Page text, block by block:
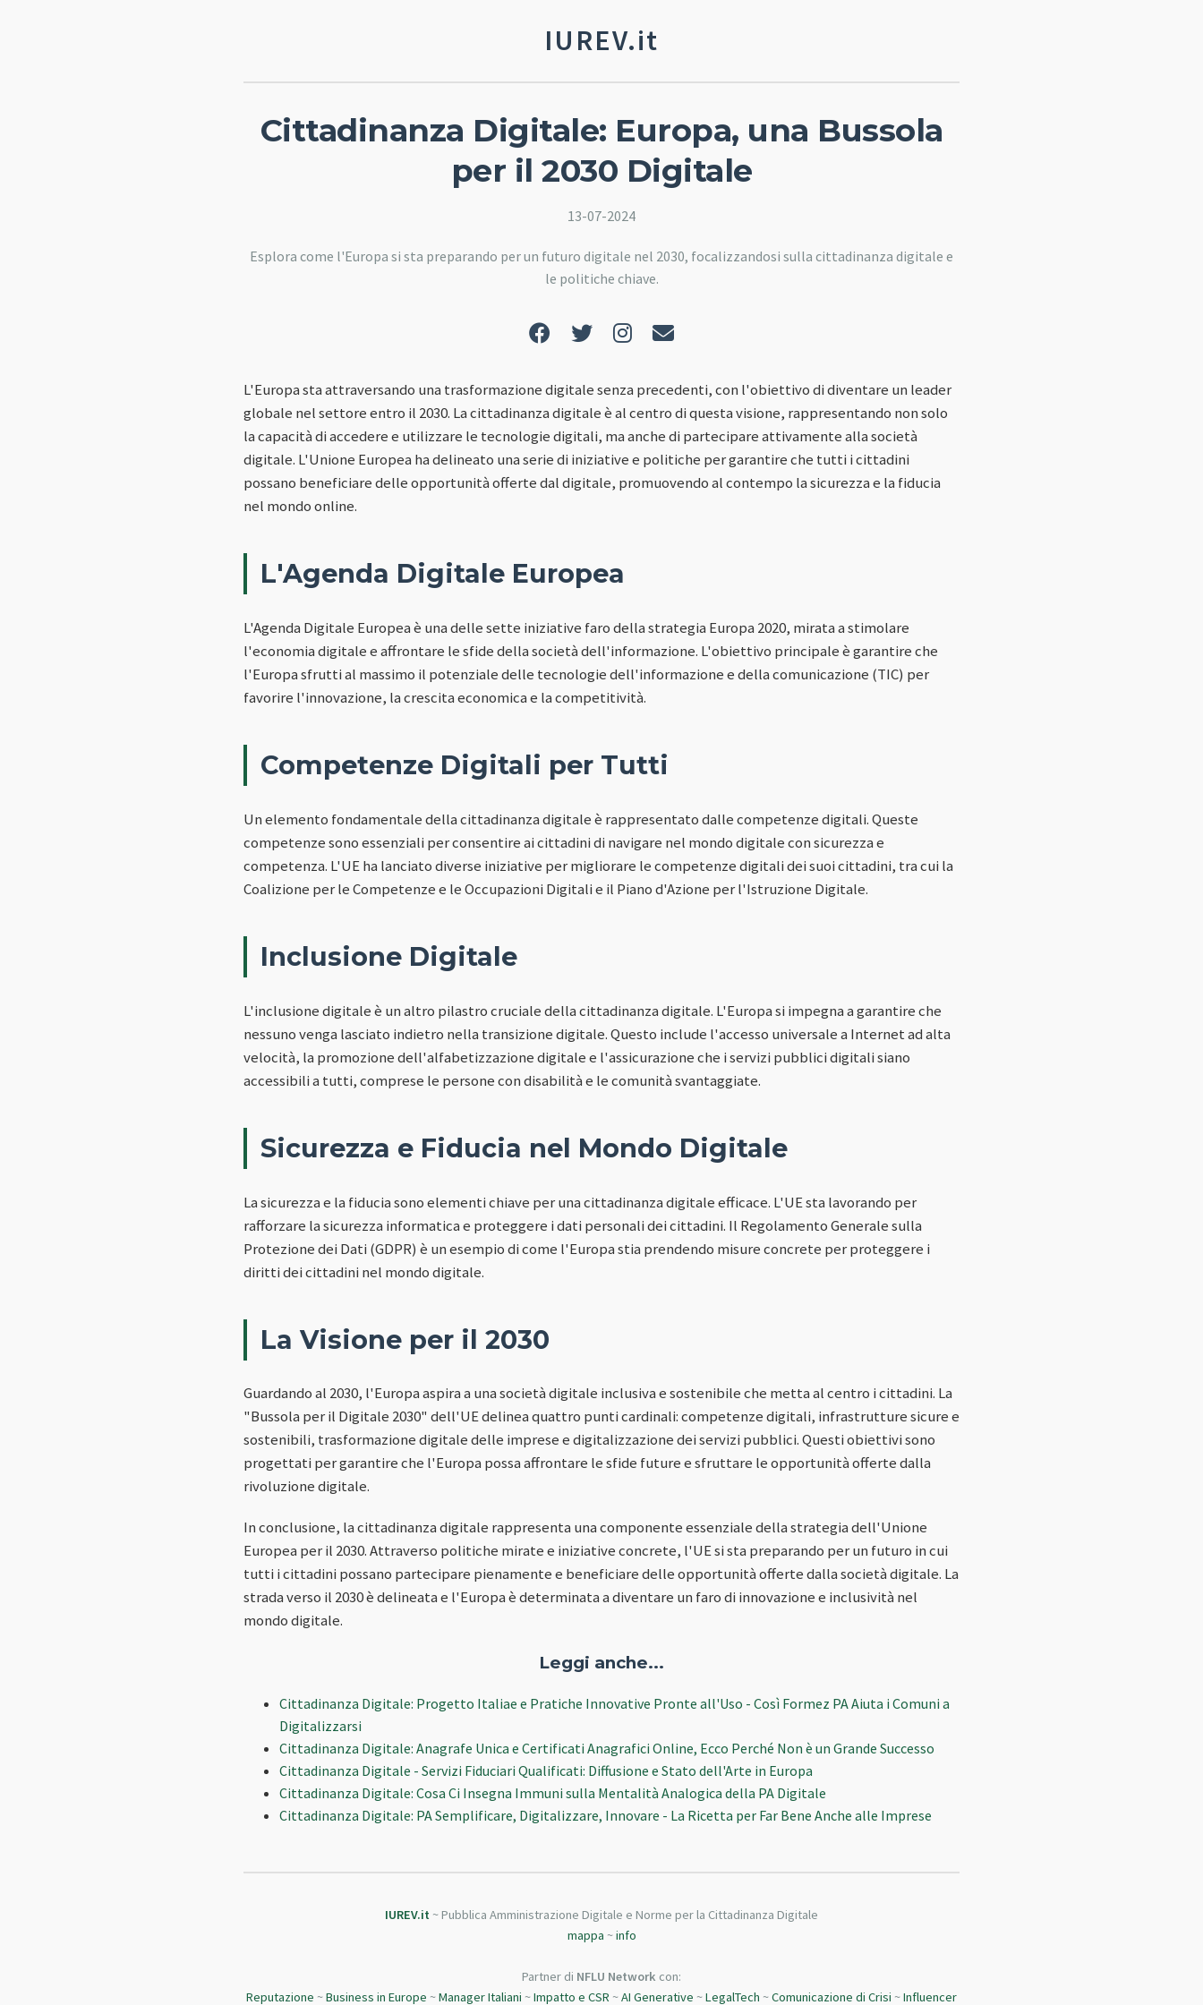
IUREV.it
Cittadinanza Digitale: Europa, una Bussola
per il 2030 Digitale
13-07-2024
Esplora come l'Europa si sta preparando per un futuro digitale nel 2030, focalizzandosi sulla cittadinanza digitale e
le politiche chiave.
L'Europa sta attraversando una trasformazione digitale senza precedenti, con l'obiettivo di diventare un leader
globale nel settore entro il 2030. La cittadinanza digitale è al centro di questa visione, rappresentando non solo
la capacità di accedere e utilizzare le tecnologie digitali, ma anche di partecipare attivamente alla società
digitale. L'Unione Europea ha delineato una serie di iniziative e politiche per garantire che tutti i cittadini
possano beneficiare delle opportunità offerte dal digitale, promuovendo al contempo la sicurezza e la fiducia
nel mondo online.
L'Agenda Digitale Europea
L'Agenda Digitale Europea è una delle sette iniziative faro della strategia Europa 2020, mirata a stimolare
l'economia digitale e affrontare le sfide della società dell'informazione. L'obiettivo principale è garantire che
l'Europa sfrutti al massimo il potenziale delle tecnologie dell'informazione e della comunicazione (TIC) per
favorire l'innovazione, la crescita economica e la competitività.
Competenze Digitali per Tutti
Un elemento fondamentale della cittadinanza digitale è rappresentato dalle competenze digitali. Queste
competenze sono essenziali per consentire ai cittadini di navigare nel mondo digitale con sicurezza e
competenza. L'UE ha lanciato diverse iniziative per migliorare le competenze digitali dei suoi cittadini, tra cui la
Coalizione per le Competenze e le Occupazioni Digitali e il Piano d'Azione per l'Istruzione Digitale.
Inclusione Digitale
L'inclusione digitale è un altro pilastro cruciale della cittadinanza digitale. L'Europa si impegna a garantire che
nessuno venga lasciato indietro nella transizione digitale. Questo include l'accesso universale a Internet ad alta
velocità, la promozione dell'alfabetizzazione digitale e l'assicurazione che i servizi pubblici digitali siano
accessibili a tutti, comprese le persone con disabilità e le comunità svantaggiate.
Sicurezza e Fiducia nel Mondo Digitale
La sicurezza e la fiducia sono elementi chiave per una cittadinanza digitale efficace. L'UE sta lavorando per
rafforzare la sicurezza informatica e proteggere i dati personali dei cittadini. Il Regolamento Generale sulla
Protezione dei Dati (GDPR) è un esempio di come l'Europa stia prendendo misure concrete per proteggere i
diritti dei cittadini nel mondo digitale.
La Visione per il 2030
Guardando al 2030, l'Europa aspira a una società digitale inclusiva e sostenibile che metta al centro i cittadini. La
"Bussola per il Digitale 2030" dell'UE delinea quattro punti cardinali: competenze digitali, infrastrutture sicure e
sostenibili, trasformazione digitale delle imprese e digitalizzazione dei servizi pubblici. Questi obiettivi sono
progettati per garantire che l'Europa possa affrontare le sfide future e sfruttare le opportunità offerte dalla
rivoluzione digitale.
In conclusione, la cittadinanza digitale rappresenta una componente essenziale della strategia dell'Unione
Europea per il 2030. Attraverso politiche mirate e iniziative concrete, l'UE si sta preparando per un futuro in cui
tutti i cittadini possano partecipare pienamente e beneficiare delle opportunità offerte dalla società digitale. La
strada verso il 2030 è delineata e l'Europa è determinata a diventare un faro di innovazione e inclusività nel
mondo digitale.
Leggi anche...
Cittadinanza Digitale: Progetto Italiae e Pratiche Innovative Pronte all'Uso - Così Formez PA Aiuta i Comuni a
Digitalizzarsi
Cittadinanza Digitale: Anagrafe Unica e Certificati Anagrafici Online, Ecco Perché Non è un Grande Successo
Cittadinanza Digitale - Servizi Fiduciari Qualificati: Diffusione e Stato dell'Arte in Europa
Cittadinanza Digitale: Cosa Ci Insegna Immuni sulla Mentalità Analogica della PA Digitale
Cittadinanza Digitale: PA Semplificare, Digitalizzare, Innovare - La Ricetta per Far Bene Anche alle Imprese
IUREV.it ~ Pubblica Amministrazione Digitale e Norme per la Cittadinanza Digitale
mappa ~info
Partner di NFLU Network con:
Reputazione ~Business in Europe ~Manager Italiani ~Impatto e CSR ~AI Generative ~LegalTech ~Comunicazione di Crisi ~Influencer